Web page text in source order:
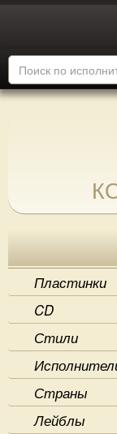
Пластинки
CD
Стили
Страны
Лейблы